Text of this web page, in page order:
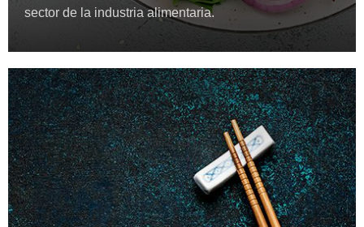
sector de la industria alimentaria.